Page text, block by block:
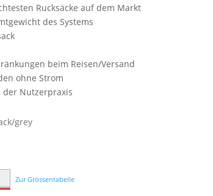
Rucksäcke auf dem Markt
des Systems
beim Reisen/Versand
ohne Strom
der Nutzerpraxis
grey
Zur Grössentabelle